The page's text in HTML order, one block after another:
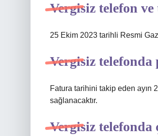
Vergisiz telefon ve
25 Ekim 2023 tarihli Resmi
Vergisiz telefonda
Fatura tarihini takip eden ayın
sağlanacaktır.
Vergisiz telefonda